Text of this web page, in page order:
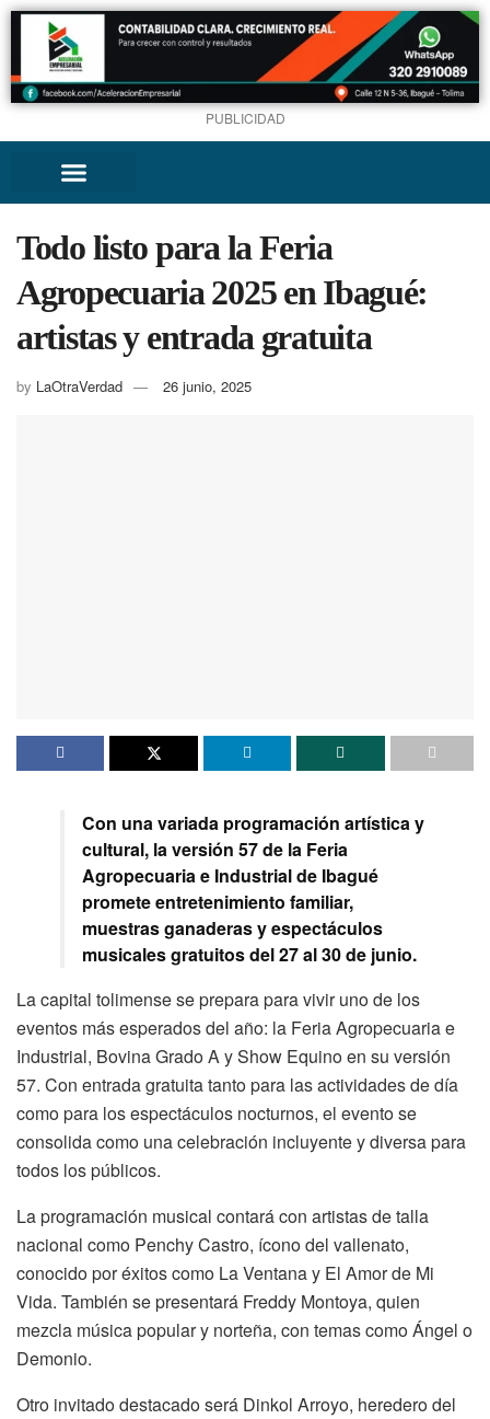
PUBLICIDAD
Todo listo para la Feria
Agropecuaria 2025 en Ibagué:
artistas y entrada gratuita
by LaOtraVerdad 26 junio, 2025
Con una variada programación artística y
cultural, la versión 57 de la Feria
Agropecuaria e Industrial de Ibagué
promete entretenimiento familiar,
muestras ganaderas y espectáculos
musicales gratuitos del 27 al 30 de junio.
La capital tolimense se prepara para vivir uno de los
eventos más esperados del año: la Feria Agropecuaria e
Industrial, Bovina Grado A y Show Equino en su versión
57. Con entrada gratuita tanto para las actividades de día
como para los espectáculos nocturnos, el evento se
consolida como una celebración incluyente y diversa para
todos los públicos.
La programación musical contará con artistas de talla
nacional como Penchy Castro, ícono del vallenato,
conocido por éxitos como La Ventana y El Amor de Mi
Vida. También se presentará Freddy Montoya, quien
mezcla música popular y norteña, con temas como Ángel o
Demonio.
Otro invitado destacado será Dinkol Arroyo, heredero del